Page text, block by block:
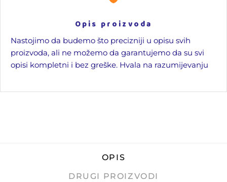
Opis proizvoda
Nastojimo da budemo što precizniji u opisu svih
proizvoda, ali ne možemo da garantujemo da su svi
opisi kompletni i bez greške. Hvala na razumijevanju
OPIS
DRUGI PROIZVODI